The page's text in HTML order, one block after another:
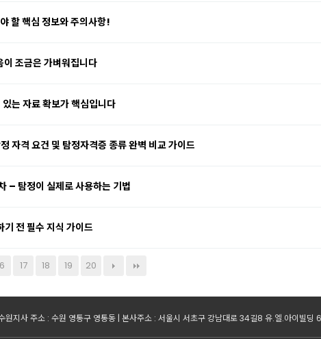
할 핵심 정보와 주의사항!
조금은 가벼워집니다
는 자료 확보가 핵심입니다
자격 요건 및 탐정자격증 종류 완벽 비교 가이드
– 탐정이 실제로 사용하는 기법
전 필수 지식 가이드
17 18 19 20
원지사 주소 : 수원 영통구 영통동 | 본사주소 : 서울시 서초구 강남대로 34길8 유.엘.아이